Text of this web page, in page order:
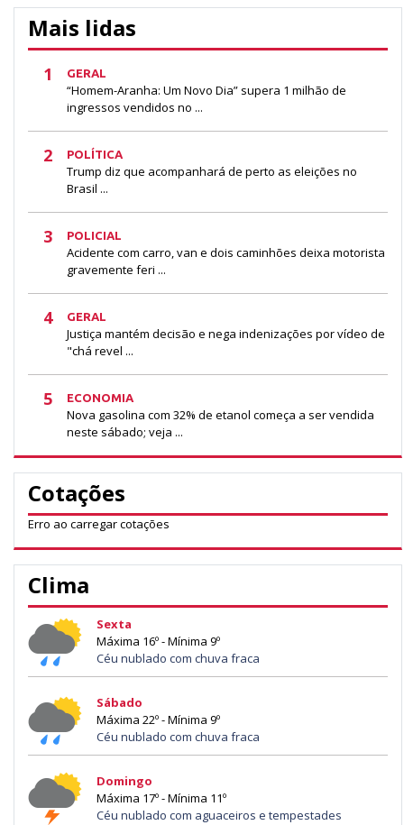
Mais lidas
1 GERAL
“Homem-Aranha: Um Novo Dia” supera 1 milhão de
ingressos vendidos no ...
2 POLÍTICA
Trump diz que acompanhará de perto as eleições no
Brasil ...
3 POLICIAL
Acidente com carro, van e dois caminhões deixa motorista
gravemente feri ...
4 GERAL
Justiça mantém decisão e nega indenizações por vídeo de
"chá revel ...
5 ECONOMIA
Nova gasolina com 32% de etanol começa a ser vendida
neste sábado; veja ...
Cotações
Erro ao carregar cotações
Clima
Sexta
Máxima 16º - Mínima 9º
Céu nublado com chuva fraca
Sábado
Máxima 22º - Mínima 9º
Céu nublado com chuva fraca
Domingo
Máxima 17º - Mínima 11º
Céu nublado com aguaceiros e tempestades